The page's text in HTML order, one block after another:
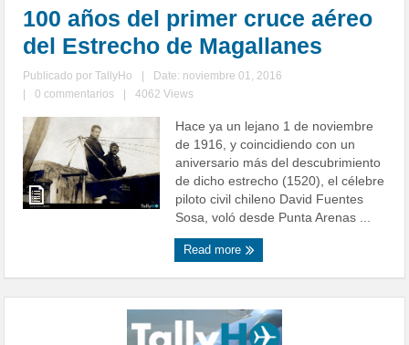
100 años del primer cruce aéreo
del Estrecho de Magallanes
Publicado porTallyHo
Date: noviembre 01, 2016
0 commentarios 4062 Views
Hace ya un lejano 1 de noviembre
de 1916, y coincidiendo con un
aniversario más del descubrimiento
de dicho estrecho (1520), el célebre
piloto civil chileno David Fuentes
Sosa, voló desde Punta Arenas ...
Read more